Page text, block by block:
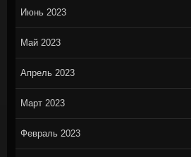
Июнь 2023
Май 2023
Апрель 2023
Март 2023
Февраль 2023